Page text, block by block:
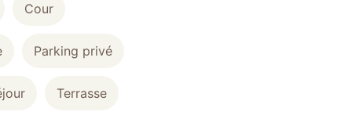
Cour
Parking privé
Terrasse